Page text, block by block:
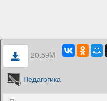
20.59M
Педагогика